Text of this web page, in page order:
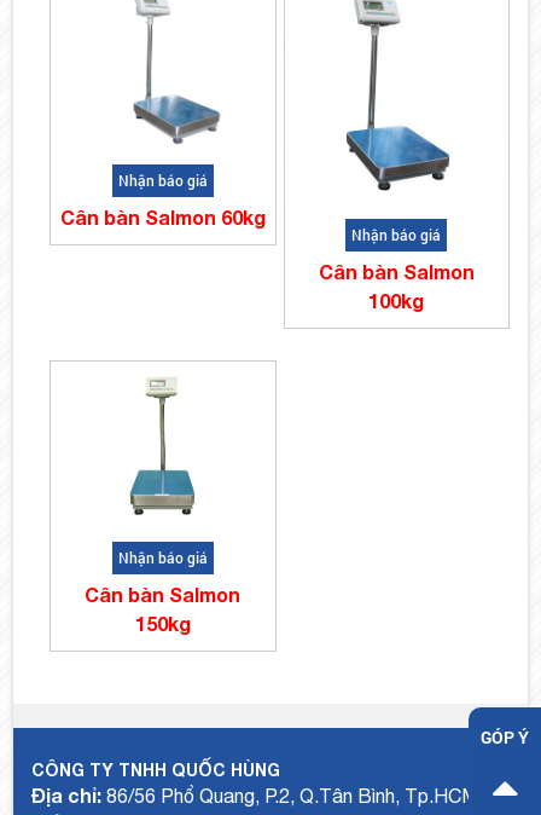
Nhận báo giá
Cân bàn Salmon 60kg
Nhận báo giá
Cân bàn Salmon
100kg
Nhận báo giá
Cân bàn Salmon
150kg
CÔNG TY TNHH QUỐC HÙNG
Địa chỉ: 86/56 Phổ Quang, P.2, Q.Tân Bình, Tp.HCM
GÓP Ý